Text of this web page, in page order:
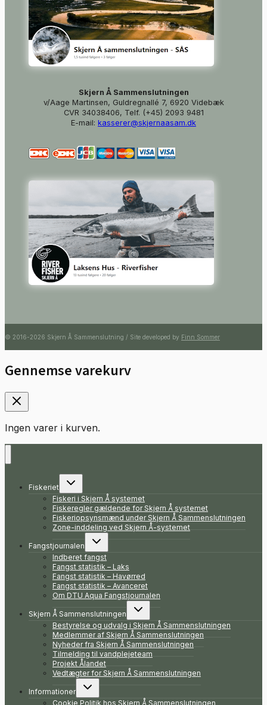
Skjern Å Sammenslutningen
v/Aage Martinsen, Guldregnallé 7, 6920 Videbæk
CVR 34038406, Telf. (+45) 2093 9481
E-mail: kasserer@skjernaasam.dk
© 2016-2026 Skjern Å Sammenslutning / Site developed by Finn Sommer
Gennemse varekurv
Ingen varer i kurven.
Fiskeriet
Skift
undermenu
Fiskeri i Skjern Å systemet
Fiskeregler gældende for Skjern Å systemet
Fiskeriopsynsmænd under Skjern Å Sammenslutningen
Zone-inddeling ved Skjern Å-systemet
Fangstjournalen
Skift
undermenu
Indberet fangst
Fangst statistik – Laks
Fangst statistik – Havørred
Fangst statistik – Avanceret
Om DTU Aqua Fangstjournalen
Skjern Å Sammenslutningen
Skift
undermenu
Bestyrelse og udvalg i Skjern Å Sammenslutningen
Medlemmer af Skjern Å Sammenslutningen
Nyheder fra Skjern Å Sammenslutningen
Tilmelding til vandplejeteam
Projekt Ålandet
Vedtægter for Skjern Å Sammenslutningen
Informationer
Skift
undermenu
Cookie Politik hos Skjern Å Sammenslutningen